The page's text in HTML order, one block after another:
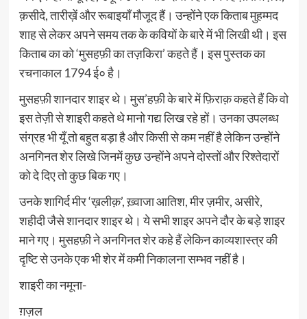
क़सीदे, तारीख़ें और रूबाइयाँ मौजूद हैं। उन्होंने एक किताब मुहम्मद
शाह से लेकर अपने समय तक के कवियों के बारे में भी लिखी थी। इस
किताब का को ‘मुसहफ़ी का तज़किरा’ कहते हैं। इस पुस्तक का
रचनाकाल 1794 ई० है।
मुसहफ़ी शानदार शाइर थे। मुस’हफ़ी के बारे में फ़िराक़ कहते हैं कि वो
इस तेज़ी से शाइरी कहते थे मानो गद्य लिख रहे हों। उनका उपलब्ध
संग्रह भी यूँ तो बहुत बड़ा है और किसी से कम नहीं है लेकिन उन्होंने
अनगिनत शेर लिखे जिनमें कुछ उन्होंने अपने दोस्तों और रिश्तेदारों
को दे दिए तो कुछ बिक गए।
उनके शागिर्द मीर ‘ख़लीक़’, ख़्वाजा आतिश, मीर ज़मीर, असीरे,
शहीदी जैसे शानदार शाइर थे। ये सभी शाइर अपने दौर के बड़े शाइर
माने गए। मुसहफ़ी ने अनगिनत शेर कहे हैं लेकिन काव्यशास्त्र की
दृष्टि से उनके एक भी शेर में कमी निकालना सम्भव नहीं है।
शाइरी का नमूना-
ग़ज़ल